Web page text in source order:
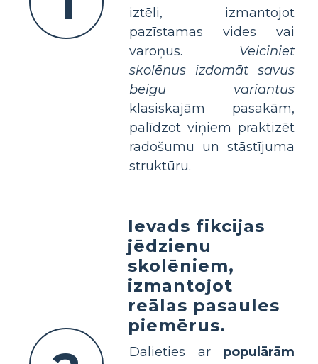
iztēli, izmantojot
pazīstamas vides vai
varoņus. Veiciniet
skolēnus izdomāt savus
beigu variantus
klasiskajām pasakām,
palīdzot viņiem praktizēt
radošumu un stāstījuma
struktūru.
Ievads fikcijas
jēdzienu
skolēniem,
izmantojot
reālas pasaules
piemērus.
Dalieties ar populārām